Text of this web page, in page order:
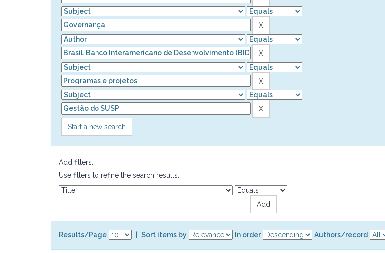
Start a new search
Add filters:
Use filters to refine the search results.
Results/Page Sort items by In order Authors/record